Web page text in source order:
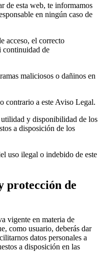
de esta web, te informamos
en ningún caso de
acceso, el correcto
de
maliciosos o dañinos en
contrario a este Aviso Legal.
y disponibilidad de los
a disposición de los
uso ilegal o indebido de este
protección de
vigente en materia de
como usuario, deberás dar
datos personales a
a disposición en las